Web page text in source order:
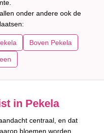
onder andere ook de
Boven Pekela
in Pekela
centraal, en dat
bloemen worden